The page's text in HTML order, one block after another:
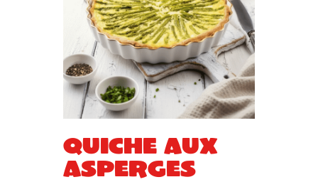
Quiche aux
asperges